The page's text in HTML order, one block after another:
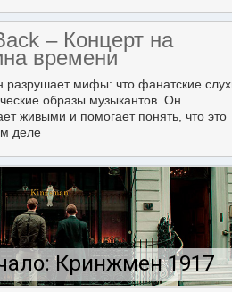
– Концерт на
времени
разрушает мифы: что фанатские
образы музыкантов. Он
живыми и помогает понять, что это
деле
Кринжмен 1917